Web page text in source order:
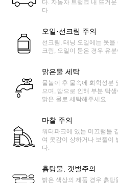
다. 자동차 트렁크 내 뜨거
다.
오일·선크림 주의
선크림, 태닝 오일에는 옷
크림, 오일이 묻은 경우 유
맑은물 세탁
물놀이 후 물속에 화학성분
으며, 땀으로 인해 부분 탁
맑은 물로 세탁해주세요.
마찰 주의
워터파크에 있는 미끄럼틀
여 옷감이 상하거나 보풀이
다.
흙탕물, 갯벌주의
밝은 색상의 제품 경우 흙